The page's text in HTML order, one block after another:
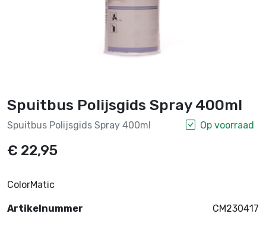
Spuitbus Polijsgids Spray 400ml
Spuitbus Polijsgids Spray 400ml Op voorraad
€ 22,95
ColorMatic
Artikelnummer CM230417